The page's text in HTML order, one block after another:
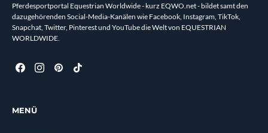
Pferdesportportal Equestrian Worldwide - kurz EQWO.net - bildet samt den
dazugehörenden Social-Media-Kanälen wie Facebook, Instagram, TikTok,
Snapchat, Twitter, Pinterest und YouTube die Welt von EQUESTRIAN
WORLDWIDE.
MENÜ